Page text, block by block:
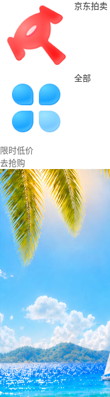
京东拍卖
全部
限时低价
去抢购